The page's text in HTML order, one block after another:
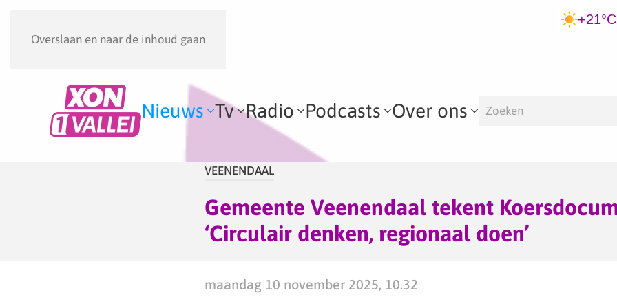
Overslaan en naar de inhoud gaan
+21°C
Nieuws Tv Radio Podcasts Over ons
VEENENDAAL
Gemeente Veenendaal tekent
‘Circulair denken, regionaal doen’
maandag 10 november 2025, 10.32